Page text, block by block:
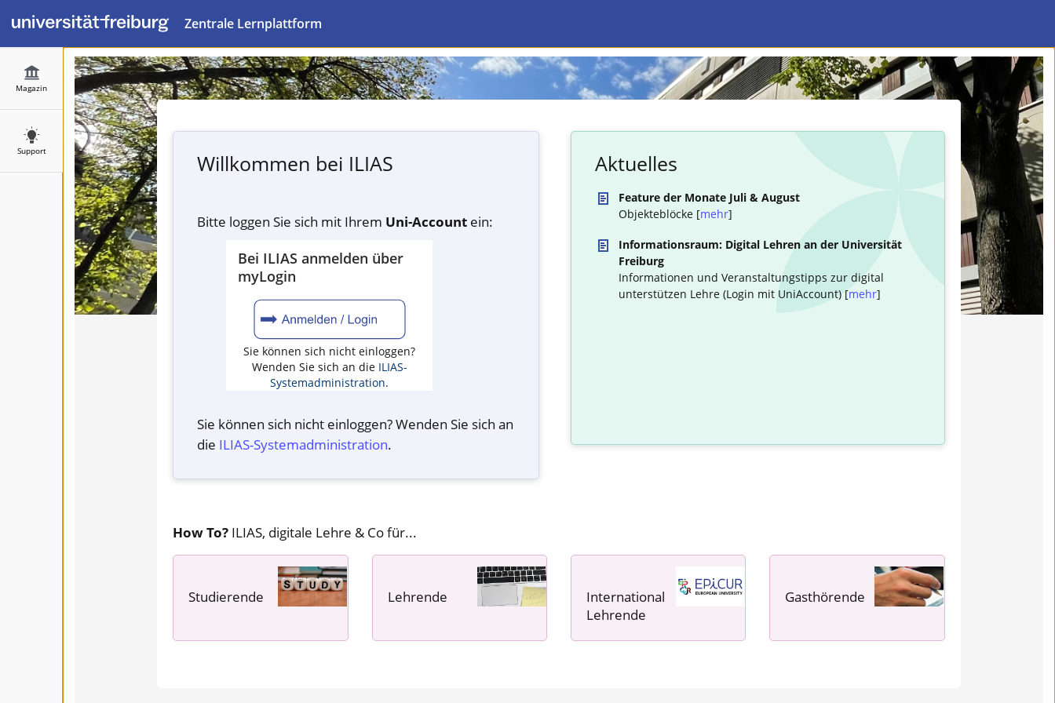
Zentrale Lernplattform
Magazin
Support
Willkommen bei ILIAS
Bitte loggen Sie sich mit Ihrem Uni-Account ein:
Bei ILIAS anmelden über
myLogin
Sie können sich nicht einloggen?
Wenden Sie sich an die ILIAS-
Systemadministration.
Sie können sich nicht einloggen? Wenden Sie sich an
die ILIAS-System­administration.
Aktuelles
Feature der Monate Juli & August
Objekteblöcke [mehr]
Informationsraum: Digital Lehren an der Universität
Freiburg
Informationen und Veranstaltungstipps zur digital
unterstützen Lehre (Login mit UniAccount) [mehr]
How To? ILIAS, digitale Lehre & Co für...
Studierende
Lehrende
International
Lehrende
Gasthörende